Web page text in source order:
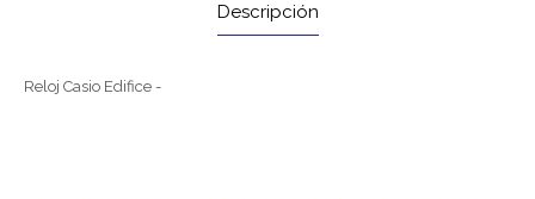
Descripción
Reloj Casio Edifice -